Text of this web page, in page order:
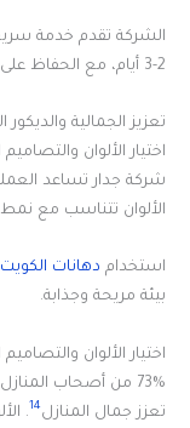
الشركة تقدم خدمة
2-3 أيام، مع الحفاظ على جودة عالية
تعزيز الجمالية والديكور
اختيار الألوان
شركة جدار تساعد
الألوان تتناسب مع
استخدام دهانات الكويت
بيئة مريحة وجذابة.
اختيار الألوان
73% من أصحاب
تعزز جمال المنازل14
.